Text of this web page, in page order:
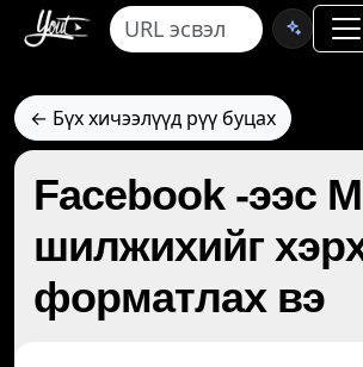
← Бүх хичээлүүд рүү буцах
Facebook -ээс
шилжихийг
форматлах вэ